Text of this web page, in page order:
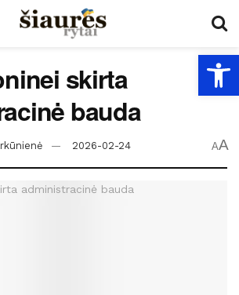
skirta
bauda
2026-02-24 AA